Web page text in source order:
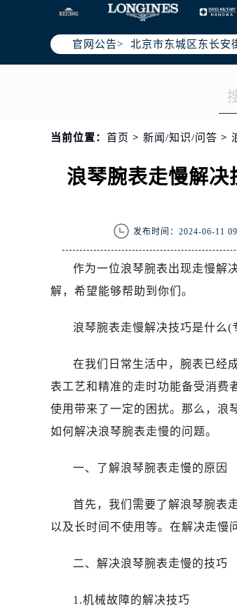
官网公告>
北京市朝阳区建国门
北京市朝阳区建国
北京市东城区东长安
节假日正常营业！
当前位置： 首页 > 新闻/知识/问答 >
浪琴腕表走慢解
发布时间：2024-06-11
作为一位浪琴腕表出现走慢解
解，希望能够帮助到你们。
浪琴腕表走慢解决技巧是什么
在我们日常生活中，腕表已经
表工艺和精准的走时功能备受消费
使用带来了一定的困扰。那么，浪
如何解决浪琴腕表走慢的问题。
一、了解浪琴腕表走慢的原因
首先，我们需要了解浪琴腕表
以及长时间不使用等。在解决走慢
二、解决浪琴腕表走慢的技巧
1.机械故障的解决技巧